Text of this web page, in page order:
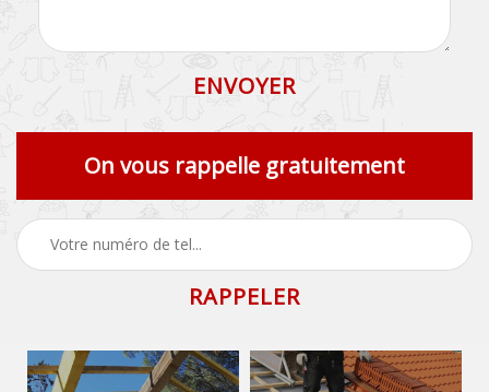
On vous rappelle gratuitement